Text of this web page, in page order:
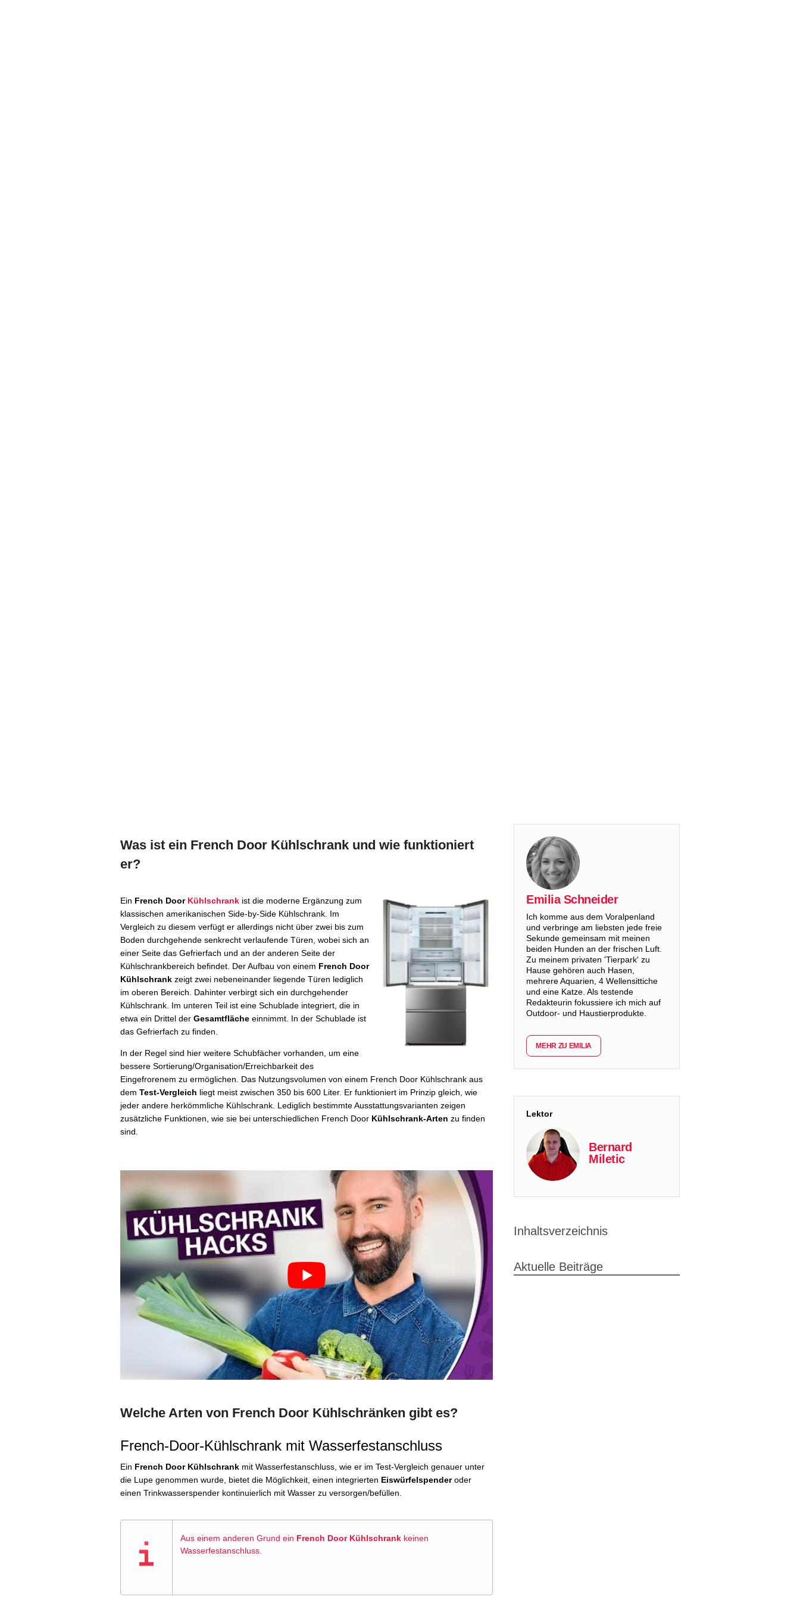
Was ist ein French Door Kühlschrank und wie funktioniert
er?
Ein French Door Kühlschrank ist die moderne Ergänzung zum
klassischen amerikanischen Side-by-Side Kühlschrank. Im
Vergleich zu diesem verfügt er allerdings nicht über zwei bis zum
Boden durchgehende senkrecht verlaufende Türen, wobei sich an
einer Seite das Gefrierfach und an der anderen Seite der
Kühlschrankbereich befindet. Der Aufbau von einem French Door
Kühlschrank zeigt zwei nebeneinander liegende Türen lediglich
im oberen Bereich. Dahinter verbirgt sich ein durchgehender
Kühlschrank. Im unteren Teil ist eine Schublade integriert, die in
etwa ein Drittel der Gesamtfläche einnimmt. In der Schublade ist
das Gefrierfach zu finden.
In der Regel sind hier weitere Schubfächer vorhanden, um eine
bessere Sortierung/Organisation/Erreichbarkeit des
Eingefrorenem zu ermöglichen. Das Nutzungsvolumen von einem French Door Kühlschrank aus
dem Test-Vergleich liegt meist zwischen 350 bis 600 Liter. Er funktioniert im Prinzip gleich, wie
jeder andere herkömmliche Kühlschrank. Lediglich bestimmte Ausstattungsvarianten zeigen
zusätzliche Funktionen, wie sie bei unterschiedlichen French Door Kühlschrank-Arten zu finden
sind.
Welche Arten von French Door Kühlschränken gibt es?
French-Door-Kühlschrank mit Wasserfestanschluss
Ein French Door Kühlschrank mit Wasserfestanschluss, wie er im Test-Vergleich genauer unter
die Lupe genommen wurde, bietet die Möglichkeit, einen integrierten Eiswürfelspenderoder
einen Trinkwasserspender kontinuierlich mit Wasser zu versorgen/befüllen.
Aus einem anderen Grund ein French Door Kühlschrank keinen
Wasserfestanschluss.
Emilia Schneider
Ich komme aus dem Voralpenland
und verbringe am liebsten jede freie
Sekunde gemeinsam mit meinen
beiden Hunden an der frischen Luft.
Zu meinem privaten 'Tierpark' zu
Hause gehören auch Hasen,
mehrere Aquarien, 4 Wellensittiche
und eine Katze. Als testende
Redakteurin fokussiere ich mich auf
Outdoor- und Haustierprodukte.
MEHR ZU EMILIA
Lektor
Bernard
Miletic
Inhaltsverzeichnis
Aktuelle Beiträge